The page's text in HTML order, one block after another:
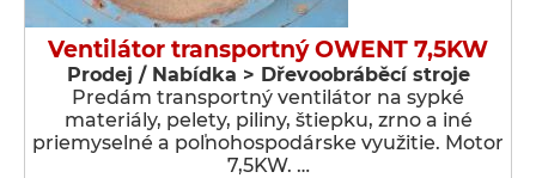
Ventilátor transportný OWENT 7,5KW
Prodej / Nabídka > Dřevoobráběcí stroje
Predám transportný ventilátor na sypké
materiály, pelety, piliny, štiepku, zrno a iné
priemyselné a poľnohospodárske využitie. Motor
7,5KW. …